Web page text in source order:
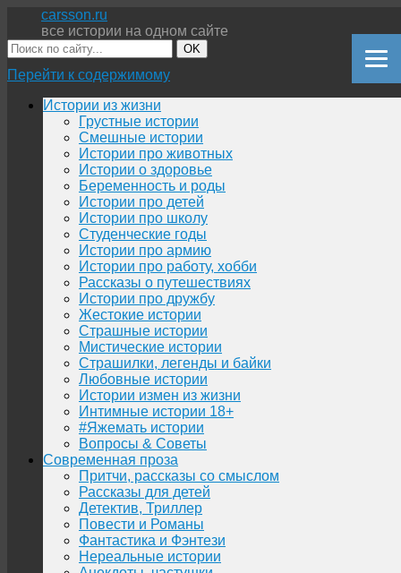
carsson.ru
все истории на одном сайте
OK
Перейти к содержимому
Истории из жизни
Грустные истории
Смешные истории
Истории про животных
Истории о здоровье
Беременность и роды
Истории про детей
Истории про школу
Студенческие годы
Истории про армию
Истории про работу, хобби
Рассказы о путешествиях
Истории про дружбу
Жестокие истории
Страшные истории
Мистические истории
Страшилки, легенды и байки
Любовные истории
Истории измен из жизни
Интимные истории 18+
#Яжемать истории
Вопросы & Советы
Современная проза
Притчи, рассказы со смыслом
Рассказы для детей
Детектив, Триллер
Повести и Романы
Фантастика и Фэнтези
Нереальные истории